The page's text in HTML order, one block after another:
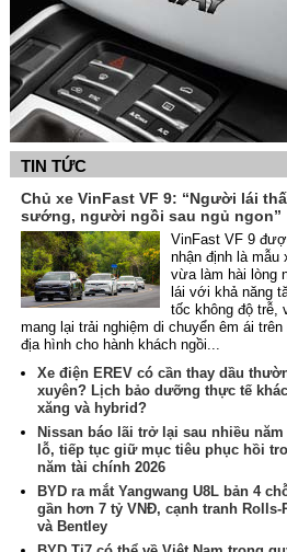
TIN TỨC
Chủ xe VinFast VF 9: “Người lái
sướng, người ngồi sau ngủ ngon”
VinFast VF 9
nhận định là mẫu
vừa làm hài lòng
lái với khả năng
tốc không độ trễ,
mang lại trải nghiệm di chuyển êm ái trên
địa hình cho hành khách ngồi...
Xe điện EREV có cần thay dầu
xuyên? Lịch bảo dưỡng thực tế
xăng và hybrid?
Nissan báo lãi trở lại sau nhiều năm
lỗ, tiếp tục giữ mục tiêu phục hồi
năm tài chính 2026
BYD ra mắt Yangwang U8L bản 4
gần hơn 7 tỷ VNĐ, cạnh tranh Rolls-
và Bentley